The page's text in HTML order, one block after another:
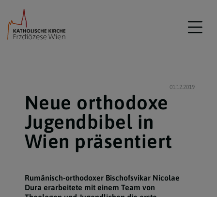
01.12.2019
Neue orthodoxe
Jugendbibel in
Wien präsentiert
Rumänisch-orthodoxer Bischofsvikar Nicolae
Dura erarbeitete mit einem Team von